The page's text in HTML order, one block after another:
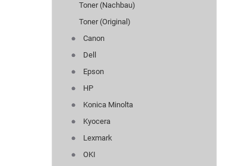
Toner (Nachbau)
Toner (Original)
Canon
Dell
Epson
HP
Konica Minolta
Kyocera
Lexmark
OKI